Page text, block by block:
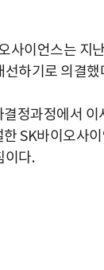
사이언스는 지
선하기로 의결했
결정과정에서
SK바이오사
이다.